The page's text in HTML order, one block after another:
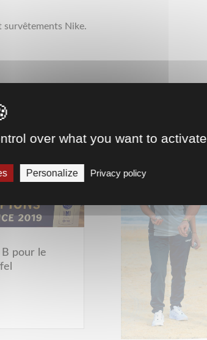
survêtements Nike.
pour le
over what you want to activate
Personalize Privacy policy